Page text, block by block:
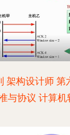
架构设计师 第
与协议 计算